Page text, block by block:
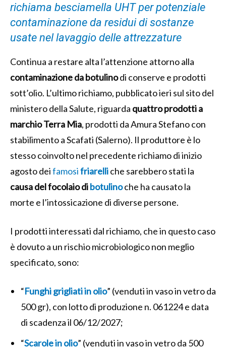
richiama besciamella UHT per potenziale
contaminazione da residui di sostanze
usate nel lavaggio delle attrezzature
Continua a restare alta l’attenzione attorno alla
contaminazione da botulinodi conserve e prodotti
sott’olio. L’ultimo richiamo, pubblicato ieri sul sito del
ministero della Salute, riguarda quattro prodotti a
marchio Terra Mia, prodotti da Amura Stefano con
stabilimento a Scafati (Salerno). Il produttore è lo
stesso coinvolto nel precedente richiamo di inizio
agosto deifamosifriarelliche sarebbero stati la
causa del focolaio dibotulinoche ha causato la
morte e l’intossicazione di diverse persone.
I prodotti interessati dal richiamo, che in questo caso
è dovuto a un rischio microbiologico non meglio
specificato, sono:
“Funghi grigliati in olio” (venduti in vaso in vetro da
500 gr), con lotto di produzione n. 061224 e data
di scadenza il 06/12/2027;
“Scarole in olio” (venduti in vaso in vetro da 500